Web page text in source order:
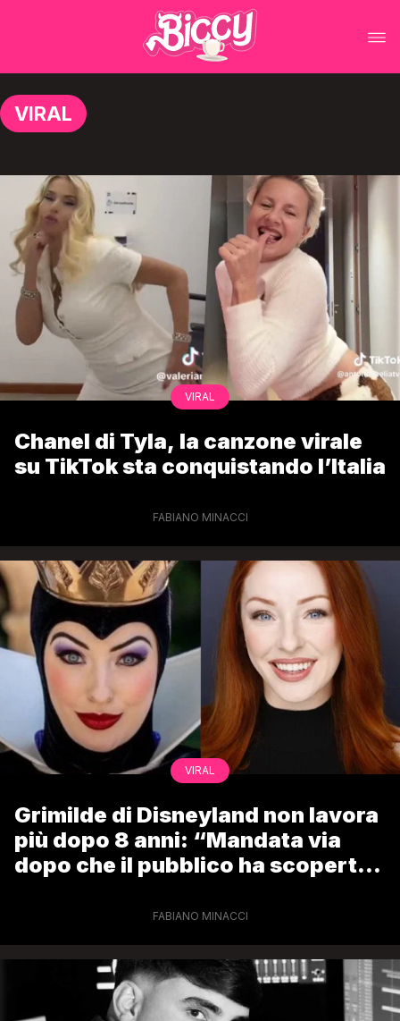
VIRAL
VIRAL
Chanel di Tyla, la canzone virale
su TikTok sta conquistando l’Italia
FABIANO MINACCI
VIRAL
Grimilde di Disneyland non lavora
più dopo 8 anni: “Mandata via
dopo che il pubblico ha scoperto
FABIANO MINACCI